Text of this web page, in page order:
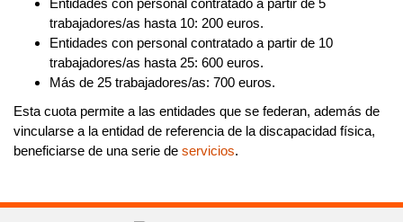
Entidades con personal contratado a partir de 5
trabajadores/as hasta 10: 200 euros.
Entidades con personal contratado a partir de 10
trabajadores/as hasta 25: 600 euros.
Más de 25 trabajadores/as: 700 euros.
Esta cuota permite a las entidades que se federan, además de
vincularse a la entidad de referencia de la discapacidad física,
beneficiarse de una serie de servicios.